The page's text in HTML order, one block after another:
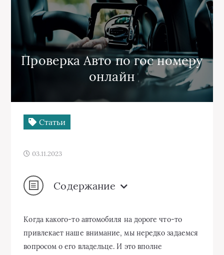
Проверка Авто по гос номеру
онлайн
Статьи
03.11.2023
Содержание
Когда какого-то автомобиля на дороге что-то
привлекает наше внимание, мы нередко задаемся
вопросом о его владельце. И это вполне